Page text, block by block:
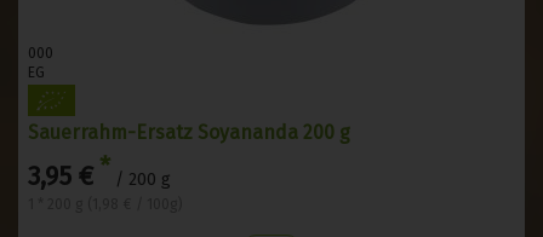
000
EG
Sauerrahm-Ersatz Soyananda 200 g
3,95 € * / 200 g